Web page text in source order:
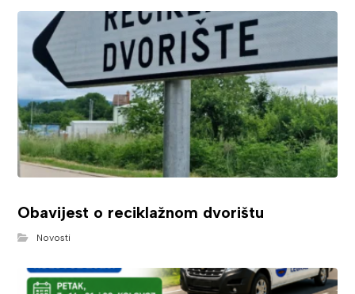
Obavijest o reciklažnom dvorištu
Novosti